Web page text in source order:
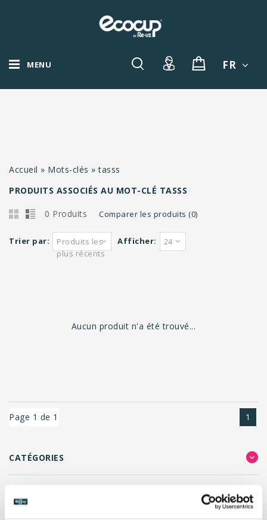
MENU FR
Accueil » Mots-clés »tasss
PRODUITS ASSOCIÉS AU MOT-CLÉ TASSS
0 Produits Comparer les produits (0)
Trier par:
Produits les
plus récents
Afficher: 24
Aucun produit n'a été trouvé...
Page 1 de 1 1
CATÉGORIES